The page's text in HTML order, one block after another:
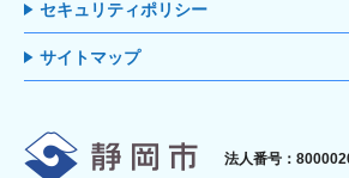
セキュリティポリシー
サイトマップ
静岡市
法人番号：